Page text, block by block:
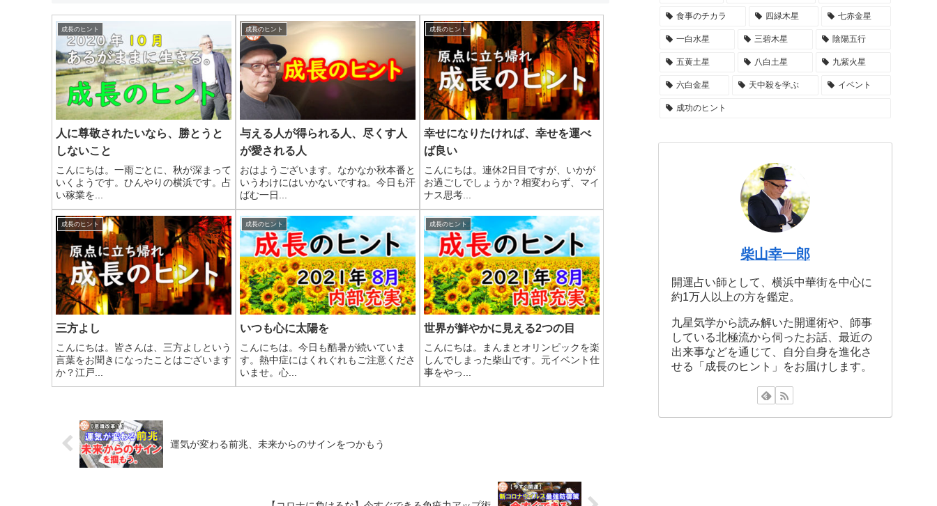
成長のヒント
人に尊敬されたいなら、勝とうと
しないこと
こんにちは。一雨ごとに、秋が深まって
いくようです。ひんやりの横浜です。占
い稼業を...
成長のヒント
与える人が得られる人、尽くす人
が愛される人
おはようございます。なかなか秋本番と
いうわけにはいかないですね。今日も汗
ばむ一日...
成長のヒント
幸せになりたければ、幸せを運べ
ば良い
こんにちは。連休2日目ですが、いかが
お過ごしでしょうか？相変わらず、マイ
ナス思考...
成長のヒント
三方よし
こんにちは。皆さんは、三方よしという
言葉をお聞きになったことはございます
か？江戸...
成長のヒント
いつも心に太陽を
こんにちは。今日も酷暑が続いていま
す。熱中症にはくれぐれもご注意くださ
いませ。心...
成長のヒント
世界が鮮やかに見える2つの目
こんにちは。まんまとオリンピックを楽
しんでしまった柴山です。元イベント仕
事をやっ...
運気が変わる前兆、未来からのサインをつかもう
食事のチカラ 四緑木星 七赤金星
一白水星 三碧木星 陰陽五行
五黄土星 八白土星 九紫火星
六白金星 天中殺を学ぶ イベント
成功のヒント
柴山幸一郎
開運占い師として、横浜中華街を中心に
約1万人以上の方を鑑定。
九星気学から読み解いた開運術や、師事
している北極流から伺ったお話、最近の
出来事などを通じて、自分自身を進化さ
せる「成長のヒント」をお届けします。